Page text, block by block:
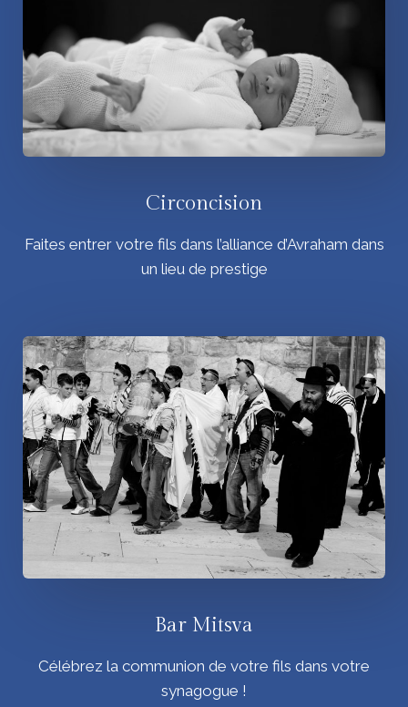
Circoncision
Faites entrer votre fils dans l’alliance d’Avraham dans
un lieu de prestige
Bar Mitsva
Célébrez la communion de votre fils dans votre
synagogue !